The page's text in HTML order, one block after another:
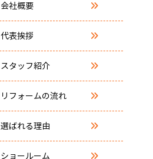
会社概要
代表挨拶
スタッフ紹介
リフォームの流れ
選ばれる理由
ショールーム